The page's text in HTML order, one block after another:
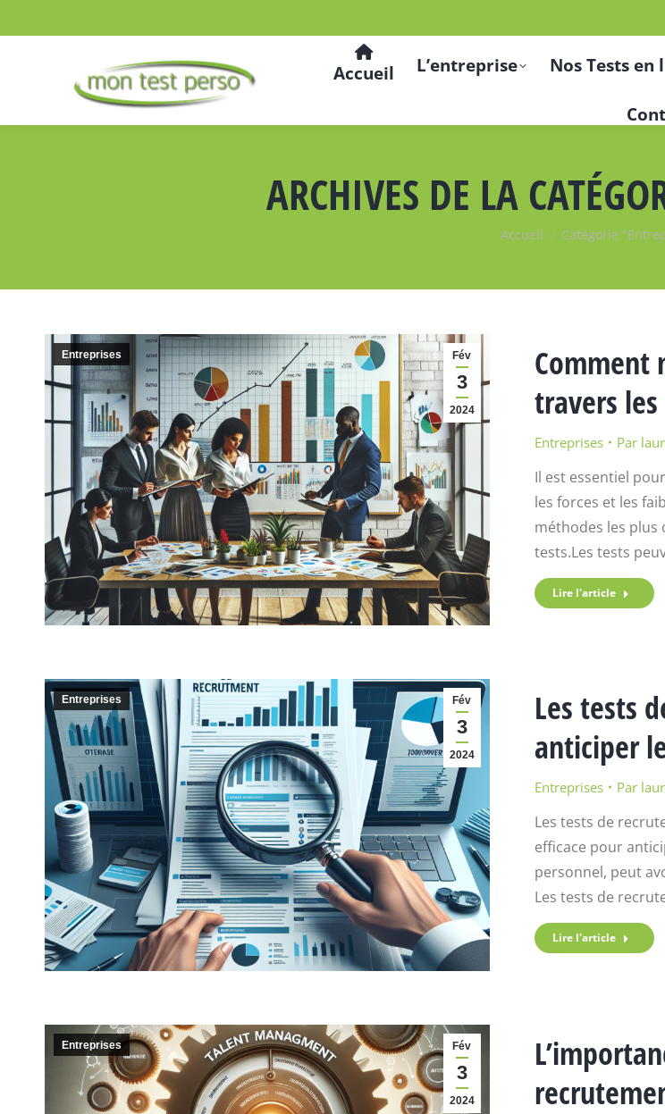
Accueil L’entreprise Nos Tests en
ARCHIVES DE LA
Vous êtes ici :
Accueil Catégorie
Fév
3
2024
Entreprises
Comment
travers
Entreprises Par
Il est essentiel
les forces et les
méthodes les plus
tests.Les tests
Lire l'article
Fév
3
2024
Entreprises
Les tests
anticiper
Entreprises Par
Les tests de
efficace pour
personnel, peut
Les tests de
Lire l'article
Fév
3
2024
Entreprises